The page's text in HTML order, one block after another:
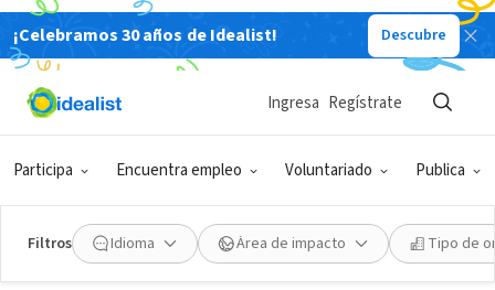
¡Celebramos 30 años de Idealist! Descubre
Participa Encuentra empleo Voluntariado Publica
Ingresa Regístrate
Filtros Idioma Área de impacto Tipo de
ORGANIZACIÓN SIN FIN DE LUCRO
Office of Community and Economic
Development- CSU Fresno
Fresno, CA www.fresnostate.edu/academics/oced/
Acerca de